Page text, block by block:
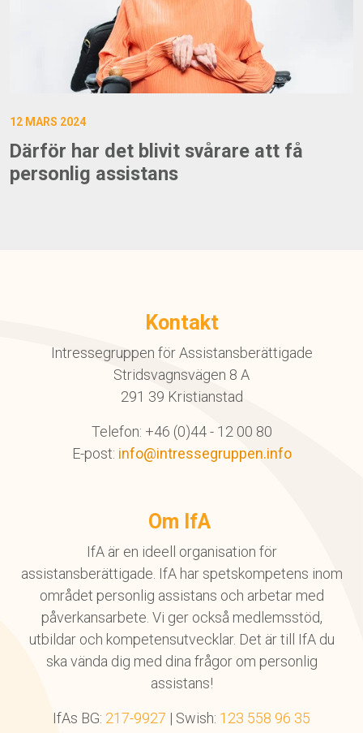
12 MARS 2024
Därför har det blivit svårare att få
personlig assistans
Kontakt
Intressegruppen för Assistansberättigade
Stridsvagnsvägen 8 A
291 39 Kristianstad
Telefon: +46 (0)44 - 12 00 80
E-post: info@intressegruppen.info
Om IfA
IfA är en ideell organisation för
assistansberättigade. IfA har spetskompetens inom
området personlig assistans och arbetar med
påverkansarbete. Vi ger också medlemsstöd,
utbildar och kompetensutvecklar. Det är till IfA du
ska vända dig med dina frågor om personlig
assistans!
IfAs BG: 217-9927 | Swish: 123 558 96 35